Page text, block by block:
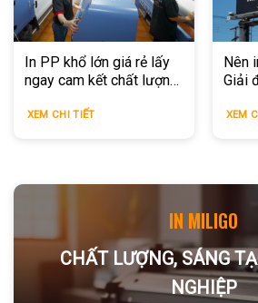
In PP khổ lớn giá rẻ lấy
ngay cam kết chất lượng
XEM CHI TIẾT
Nên
Giải
XEM
IN MILIGO
CHẤT LƯỢNG, SÁNG
NGHIỆP